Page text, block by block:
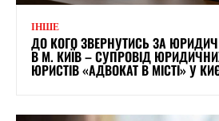
ІНШЕ
ДО КОГО ЗВЕРНУТИСЬ ЗА
В М. КИЇВ – СУПРОВІД
ЮРИСТІВ «АДВОКАТ В МІСТІ» У